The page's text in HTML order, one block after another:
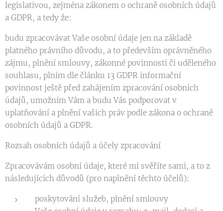
legislativou, zejména zákonem o ochraně osobních údajů
a GDPR, a tedy že:
budu zpracovávat Vaše osobní údaje jen na základě
platného právního důvodu, a to především oprávněného
zájmu, plnění smlouvy, zákonné povinnosti či uděleného
souhlasu, plním dle článku 13 GDPR informační
povinnost ještě před zahájením zpracování osobních
údajů, umožním Vám a budu Vás podporovat v
uplatňování a plnění vašich práv podle zákona o ochraně
osobních údajů a GDPR.
Rozsah osobních údajů a účely zpracování
Zpracovávám osobní údaje, které mi svěříte sami, a to z
následujících důvodů (pro naplnění těchto účelů):
poskytování služeb, plnění smlouvy